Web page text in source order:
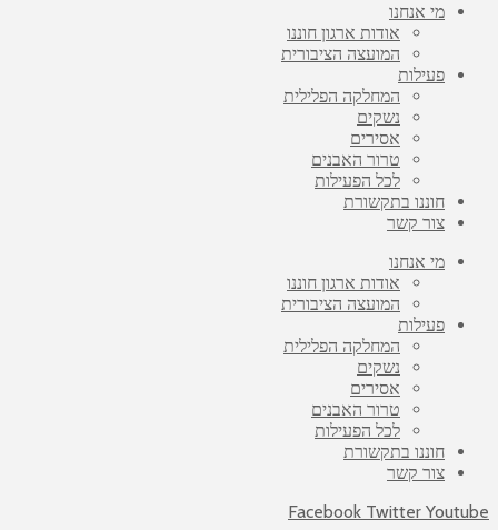
מי אנחנו
אודות ארגון חוננו
המועצה הציבורית
פעילות
המחלקה הפלילית
נשקים
אסירים
טרור האבנים
לכל הפעילות
חוננו בתקשורת
צור קשר
מי אנחנו
אודות ארגון חוננו
המועצה הציבורית
פעילות
המחלקה הפלילית
נשקים
אסירים
טרור האבנים
לכל הפעילות
חוננו בתקשורת
צור קשר
Facebook Twitter Youtube